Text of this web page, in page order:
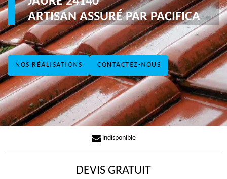
NOS RÉALISATIONS CONTACTEZ-NOUS
ARTISAN ASSURÉ PAR PACIFICA
indisponible
DEVIS GRATUIT